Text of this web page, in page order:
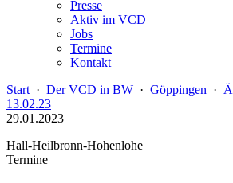
Presse
Aktiv im VCD
Jobs
Termine
Kontakt
Start · Der VCD in BW · Göppingen ·
13.02.23
29.01.2023
Hall-Heilbronn-Hohenlohe
Termine